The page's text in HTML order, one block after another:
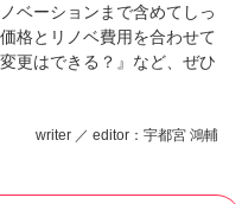
ベーションまで含めてしっ
格とリノベ費用を合わせて
更はできる？』など、ぜひ
writer ／ editor：宇都宮 鴻輔